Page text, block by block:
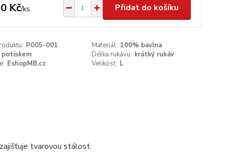
Kč/ks Přidat do košíku
P005-001 Materiál: 100% bavlna
potiskem
Délka rukávu: krátký rukáv
EshopMB.cz Velikost: L
tvarovou stálost.